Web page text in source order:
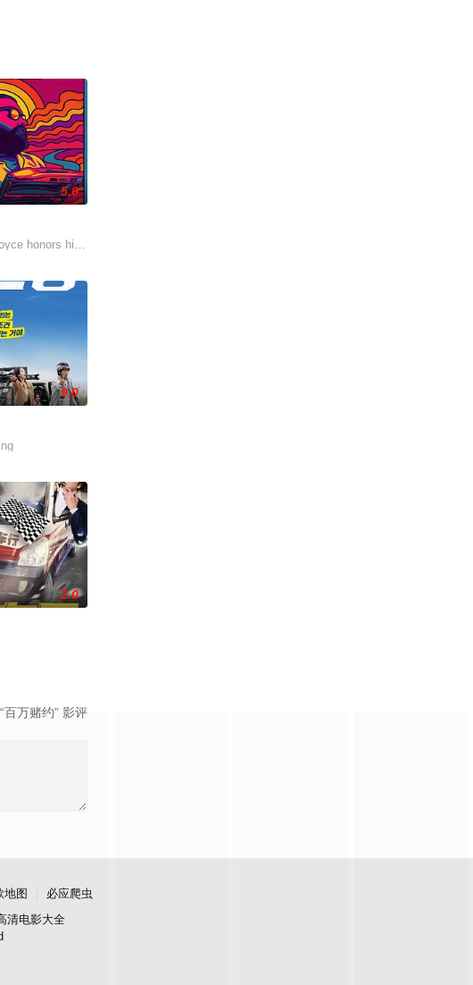
對於感情所體會的各種形態，創出票房之餘，又引起不俗的回響。2008年，黃真真新作
答应为挚友雅斯敏牵线搭桥，为她安排相亲。原来，雅斯敏的约会对象是乌塔玛，博
5.0
honors his late mother's legacy by following Dead and Company's final tour with his
却赌上了余生信任，他们之间，连错过都像一场预谋。一场以利益为起点的相遇，却
Lena (Nhung Hong) sind beste Freundinnen und haben ein gemeins
9.0
份工作，当她邀请他成为自己的灵感缪斯时，他的梦想成真了。但很快他就被艾丽卡带
罪名的过程极端又滑稽，他们必须挺过这一夜，以保住两人的恋情和性命。
2.0
百万赌约” 影评
地图
必应爬虫
清电影大全